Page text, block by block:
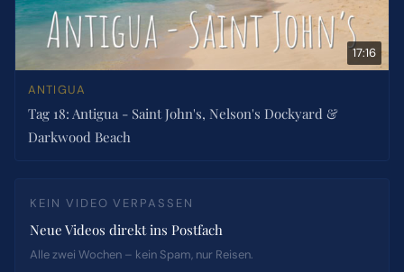
17:16
ANTIGUA
Tag 18: Antigua - Saint John's, Nelson's Dockyard &
Darkwood Beach
KEIN VIDEO VERPASSEN
Neue Videos direkt ins Postfach
Alle zwei Wochen – kein Spam, nur Reisen.